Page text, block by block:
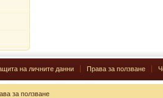
на личните данни Права за ползване
за ползване